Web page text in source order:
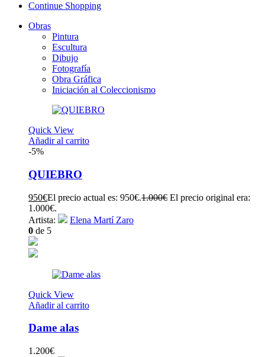
Continue Shopping
Obras
Pintura
Escultura
Dibujo
Fotografía
Obra Gráfica
Iniciación al Coleccionismo
Quick View
Añadir al carrito
-5%
QUIEBRO
950€El precio actual es: 950€.1.000€ El precio original era:
1.000€.
Artista:
Elena Martí Zaro
0 de 5
Quick View
Añadir al carrito
Dame alas
1.200€